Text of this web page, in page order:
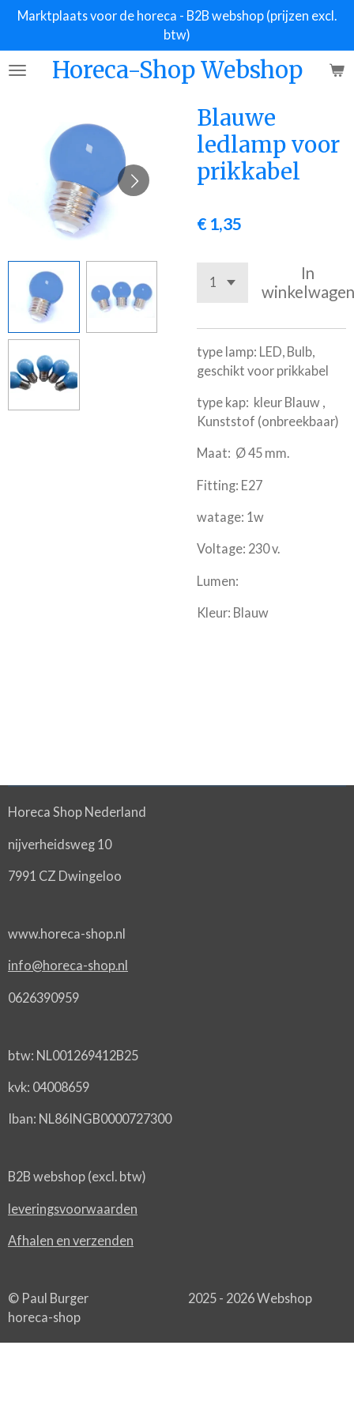
Ga
naar
de
Horeca-Shop Webshop
Marktplaats voor de horeca - B2B webshop (prijzen excl.
btw)
Blauwe
ledlamp voor
prikkabel
€ 1,35
In
winkelwagen
type lamp: LED, Bulb,
geschikt voor prikkabel
type kap: kleur Blauw ,
Kunststof (onbreekbaar)
Maat: Ø 45 mm.
Fitting: E27
watage: 1w
Voltage: 230 v.
Lumen:
Kleur: Blauw
Horeca Shop Nederland
nijverheidsweg 10
7991 CZ Dwingeloo
www.horeca-shop.nl
info@horeca-shop.nl
0626390959
btw: NL001269412B25
kvk: 04008659
Iban: NL86INGB0000727300
B2B webshop (excl. btw)
leveringsvoorwaarden
Afhalen en verzenden
© Paul Burger 2025 - 2026 Webshop
horeca-shop